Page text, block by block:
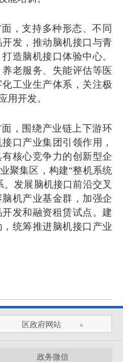
，支持多种形态、不同
发，推动脑机接口与青
造脑机接口体验中心。
老服务、失能评估等医
工业生产体系，关注极
用开发。
，围绕产业链上下游环
口产业集团引领作用，
核心竞争力的创新型企
聚集区，构建“整机系统
。发展脑机接口前沿交叉
机产业基金群，加强企
发和融资租赁试点。建
统筹推进脑机接口产业
区政府网站
政务微信